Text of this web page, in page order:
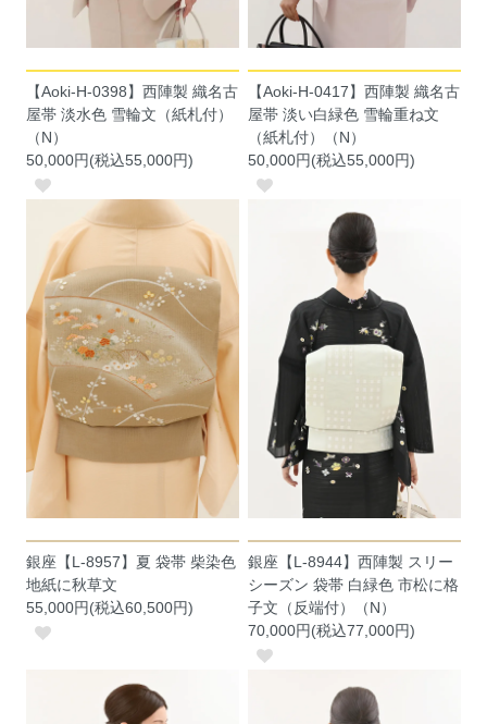
【Aoki-H-0398】西陣製 織名古
屋帯 淡水色 雪輪文（紙札付）
（N）
50,000円(税込55,000円)
【Aoki-H-0417】西陣製 織名古
屋帯 淡い白緑色 雪輪重ね文
（紙札付）（N）
50,000円(税込55,000円)
銀座【L-8957】夏 袋帯 柴染色
地紙に秋草文
55,000円(税込60,500円)
銀座【L-8944】西陣製 スリー
シーズン 袋帯 白緑色 市松に格
子文（反端付）（N）
70,000円(税込77,000円)